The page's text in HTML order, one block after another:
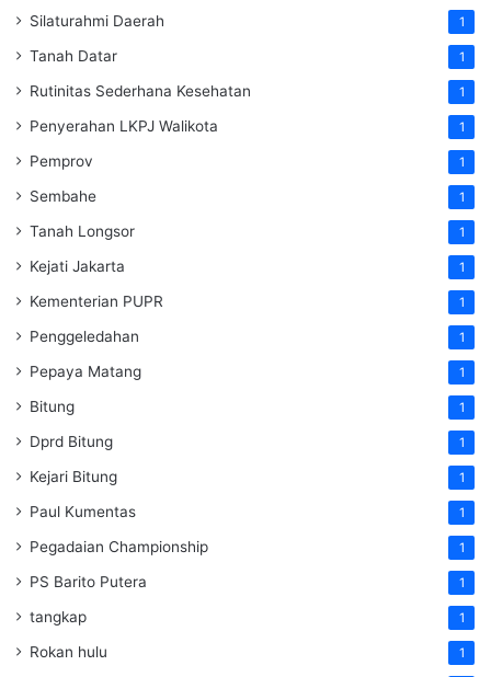
Silaturahmi Daerah 1
Tanah Datar 1
Rutinitas Sederhana Kesehatan 1
Penyerahan LKPJ Walikota 1
Pemprov 1
Sembahe 1
Tanah Longsor 1
Kejati Jakarta 1
Kementerian PUPR 1
Penggeledahan 1
Pepaya Matang 1
Bitung 1
Dprd Bitung 1
Kejari Bitung 1
Paul Kumentas 1
Pegadaian Championship 1
PS Barito Putera 1
tangkap 1
Rokan hulu 1